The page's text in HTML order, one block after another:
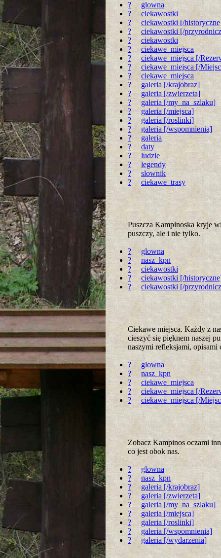
?
glowna
?
ciekawostki
?
ciekawostki [/
?
ciekawostki [/
?
ciekawostki
?
ciekawe_miejsca
?
ciekawe_miejsca [/
?
ciekawe_miejsca [/
?
ciekawe_miejsca
?
galeria [/krajobraz]
?
galeria [/zwierzeta]
?
galeria [/my_na_szlaku]
?
galeria [/miejsca]
?
galeria [/roslinki]
?
galeria [/wspomnienia]
?
galeria
?
daty
?
ludzie
?
legendy
?
slownik
?
ciekawe_trasy
Puszcza Kampinoska kryje
puszczy, ale i nie tylko.
?
glowna
?
nasz_kpn
?
ciekawostki
?
ciekawostki [/
?
ciekawostki [/
Ciekawe miejsca. Każdy z
cieszyć się pięknem naszej
naszymi refleksjami,
?
glowna
?
nasz_kpn
?
ciekawe_miejsca
?
ciekawe_miejsca [/
?
ciekawe_miejsca [/
Zobacz Kampinos oczami
co jest obok nas.
?
glowna
?
nasz_kpn
?
galeria [/krajobraz]
?
galeria [/zwierzeta]
?
galeria [/my_na_szlaku]
?
galeria [/miejsca]
?
galeria [/roslinki]
?
galeria [/wspomnienia]
?
galeria [/wydarzenia]